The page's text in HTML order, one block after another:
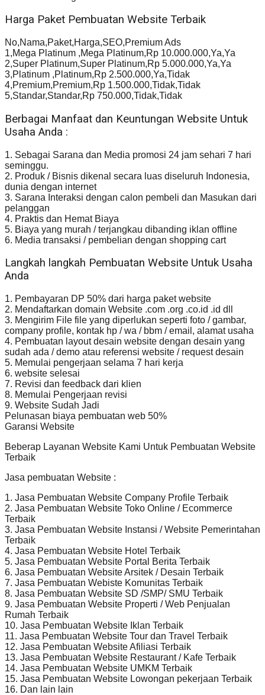
Harga Paket Pembuatan Website Terbaik
No,Nama,Paket,Harga,SEO,Premium Ads
1,Mega Platinum ,Mega Platinum,Rp 10.000.000,Ya,Ya
2,Super Platinum,Super Platinum,Rp 5.000.000,Ya,Ya
3,Platinum ,Platinum,Rp 2.500.000,Ya,Tidak
4,Premium,Premium,Rp 1.500.000,Tidak,Tidak
5,Standar,Standar,Rp 750.000,Tidak,Tidak
Berbagai Manfaat dan Keuntungan Website Untuk
Usaha Anda :
1. Sebagai Sarana dan Media promosi 24 jam sehari 7 hari
seminggu.
2. Produk / Bisnis dikenal secara luas diseluruh Indonesia,
dunia dengan internet
3. Sarana Interaksi dengan calon pembeli dan Masukan dari
pelanggan
4. Praktis dan Hemat Biaya
5. Biaya yang murah / terjangkau dibanding iklan offline
6. Media transaksi / pembelian dengan shopping cart
Langkah langkah Pembuatan Website Untuk Usaha
Anda
1. Pembayaran DP 50% dari harga paket website
2. Mendaftarkan domain Website .com .org .co.id .id dll
3. Mengirim File file yang diperlukan seperti foto / gambar,
company profile, kontak hp / wa / bbm / email, alamat usaha
4. Pembuatan layout desain website dengan desain yang
sudah ada / demo atau referensi website / request desain
5. Memulai pengerjaan selama 7 hari kerja
6. website selesai
7. Revisi dan feedback dari klien
8. Memulai Pengerjaan revisi
9. Website Sudah Jadi
Pelunasan biaya pembuatan web 50%
Garansi Website
Beberap Layanan Website Kami Untuk Pembuatan Website
Terbaik
Jasa pembuatan Website :
1. Jasa Pembuatan Website Company Profile Terbaik
2. Jasa Pembuatan Website Toko Online / Ecommerce
Terbaik
3. Jasa Pembuatan Website Instansi / Website Pemerintahan
Terbaik
4. Jasa Pembuatan Website Hotel Terbaik
5. Jasa Pembuatan Website Portal Berita Terbaik
6. Jasa Pembuatan Website Arsitek / Desain Terbaik
7. Jasa Pembuatan Webiste Komunitas Terbaik
8. Jasa Pembuatan Website SD /SMP/ SMU Terbaik
9. Jasa Pembuatan Website Properti / Web Penjualan
Rumah Terbaik
10. Jasa Pembuatan Website Iklan Terbaik
11. Jasa Pembuatan Website Tour dan Travel Terbaik
12. Jasa Pembuatan Website Afiliasi Terbaik
13. Jasa Pembuatan Website Restaurant / Kafe Terbaik
14. Jasa Pembuatan Website UMKM Terbaik
15. Jasa Pembuatan Website Lowongan pekerjaan Terbaik
16. Dan lain lain